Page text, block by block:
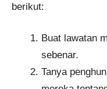
berikut:
Buat lawatan
sebenar.
Tanya